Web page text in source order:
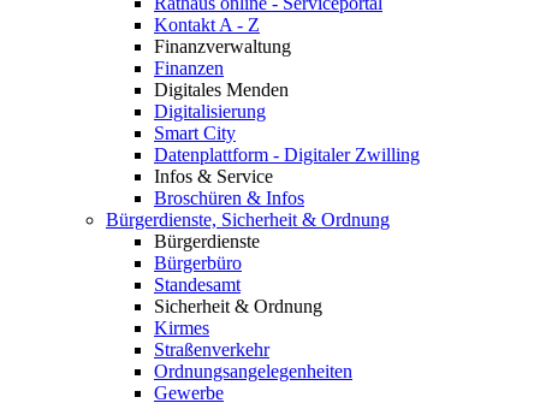
Kontakt A - Z
Finanzverwaltung
Finanzen
Digitales Menden
Digitalisierung
Smart City
Datenplattform - Digitaler Zwilling
Infos & Service
Broschüren & Infos
Bürgerdienste, Sicherheit & Ordnung
Bürgerdienste
Bürgerbüro
Standesamt
Sicherheit & Ordnung
Kirmes
Straßenverkehr
Ordnungsangelegenheiten
Gewerbe